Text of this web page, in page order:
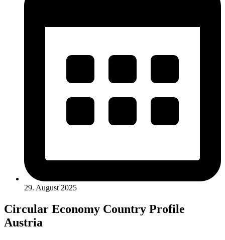
29. August 2025
Circular Economy Country Profile
Austria